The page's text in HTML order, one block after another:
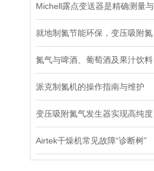
派克制氮机的操作指南与维护
Airtek干燥机常见故障“诊断树”